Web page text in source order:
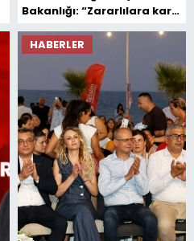
Bakanlığı: “Zararlılara karşı
ilerleme sağlandı”
HABERLER